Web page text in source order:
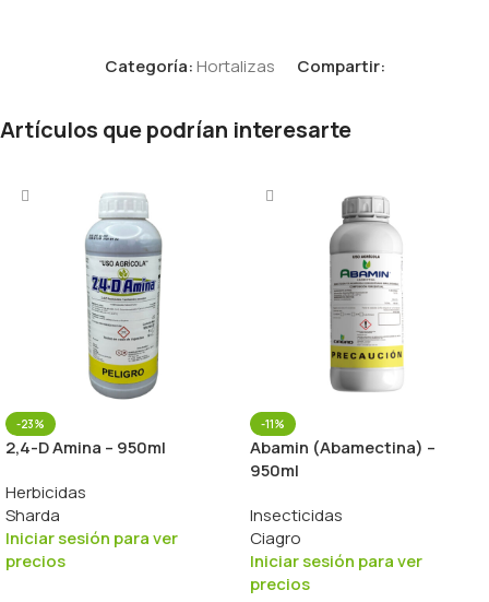
Categoría:Hortalizas Compartir:
Artículos que podrían interesarte
-23%
2,4-D Amina – 950ml
Herbicidas
Sharda
Iniciar sesión para ver
precios
-11%
Abamin (Abamectina) –
950ml
Insecticidas
Ciagro
Iniciar sesión para ver
precios